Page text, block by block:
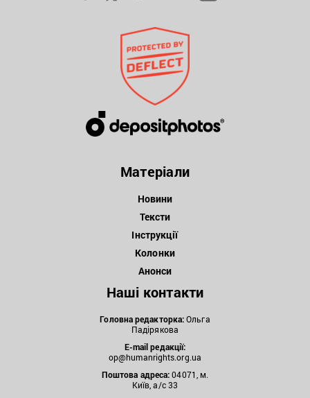
Матеріали
Новини
Тексти
Інструкції
Колонки
Анонси
Наші контакти
Головна редакторка:Ольга
Падірякова
E-mail редакції:
op@humanrights.org.ua
Поштова адреса:04071, м.
Київ, а/с 33